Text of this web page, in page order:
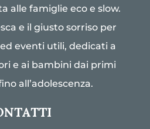
alle famiglie eco e slow.
e il giusto sorriso per
eventi utili, dedicati a
e ai bambini dai primi
all’adolescenza.